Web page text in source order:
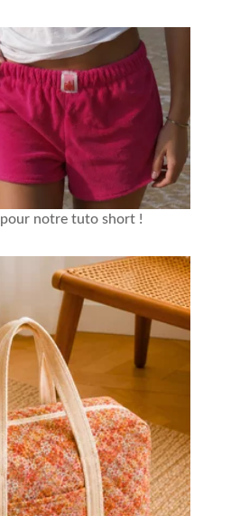
pour notretuto short !